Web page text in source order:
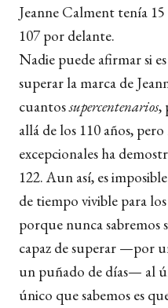
Jeanne Calment tenía
107 por delante.
Nadie puede afirmar si
superar la marca de
cuantossupercentenarios,
allá de los 110 años,
excepcionales ha
122. Aun así, es
de tiempo vivible para
porque nunca sabremos
capaz de superar —por
un puñado de días— al
único que sabemos es